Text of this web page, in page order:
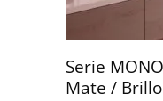
Serie
Mate / Brillo